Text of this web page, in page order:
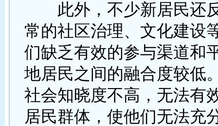
此外，不少新居民还
常的社区治理、文化建设
们缺乏有效的参与渠道和
地居民之间的融合度较低
社会知晓度不高，无法有
居民群体，使他们无法充